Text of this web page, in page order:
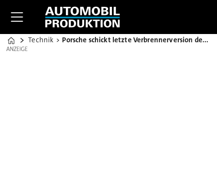
Home
Technik Porsche schickt letzte Verbrennerversion des Macan ins Rennen
ANZEIGE
ANZEIGE